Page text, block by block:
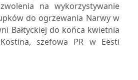
na wykorzystywanie
do ogrzewania Narwy w
Bałtyckiej do końca kwietnia
szefowa PR w Eesti